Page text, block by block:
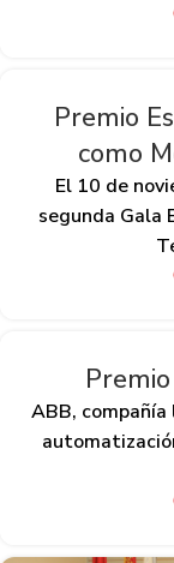
Premio
como
El 10 de
segunda Gala
ABB,